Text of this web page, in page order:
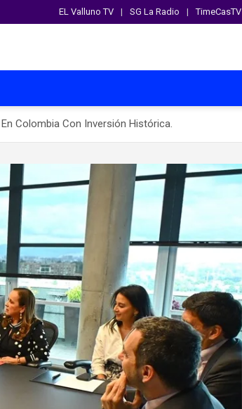
EL Valluno TV SG La Radio TimeCasTV
Colombia Con Inversión Histórica.